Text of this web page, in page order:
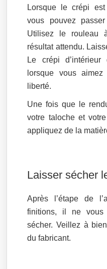
Lorsque le crépi est
vous pouvez
Utilisez le rouleau
résultat attendu.
Le crépi
lorsque vous aimez
liberté.
Une fois que le
votre taloche et
appliquez de la
Laisser sécher
Après l’étape de
finitions, il ne vous
sécher. Veillez à
du fabricant.